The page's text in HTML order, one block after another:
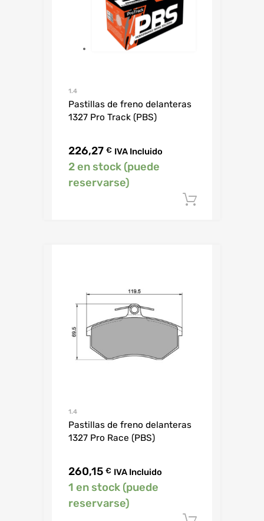
1.4
Pastillas de freno delanteras
1327 Pro Track (PBS)
226,27 € IVA Incluido
2 en stock (puede
reservarse)
1.4
Pastillas de freno delanteras
1327 Pro Race (PBS)
260,15 € IVA Incluido
1 en stock (puede
reservarse)